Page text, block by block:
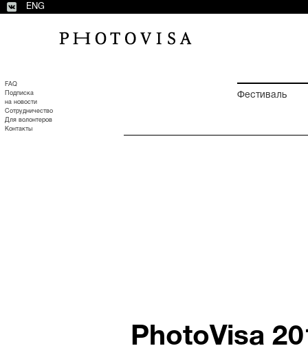
ENG
Фестиваль
FAQ
Подписка
на новости
Сотрудничество
Для волонтеров
Контакты
PhotoVisa